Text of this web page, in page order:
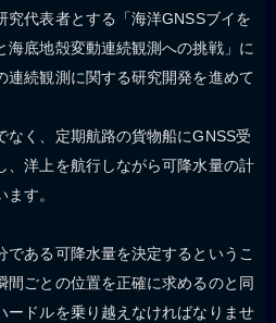
究代表者とする「海洋GNSSブイを
海底地殻変動連続観測への挑戦」に
連続観測に関する研究開発を進めて
なく、定期航路の貨物船にGNSS受
、洋上を航行しながら可降水量の計
す。
ある可降水量を決定するというこ
間ごとの位置を正確に求めるのと同
ードルを乗り越えなければなりませ